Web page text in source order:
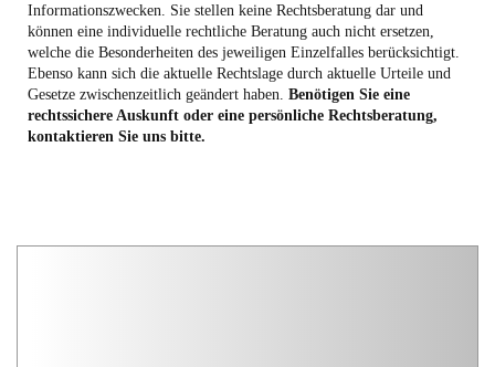
Informationszwecken. Sie stellen keine Rechtsberatung dar und
können eine individuelle rechtliche Beratung auch nicht ersetzen,
welche die Besonderheiten des jeweiligen Einzelfalles berücksichtigt.
Ebenso kann sich die aktuelle Rechtslage durch aktuelle Urteile und
Gesetze zwischenzeitlich geändert haben. Benötigen Sie eine
rechtssichere Auskunft oder eine persönliche Rechtsberatung,
kontaktieren Sie uns bitte.